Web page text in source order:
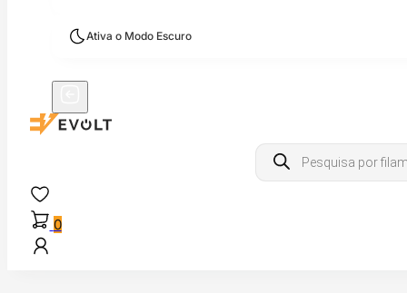
Ativa o Modo Escuro
Products
search
0